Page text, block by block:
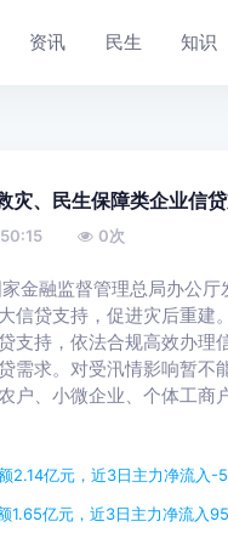
资讯 民生 知识
灾、民生保障类企业信
0次
融监督管理总局办公厅
信贷支持，促进灾后重
支持，依法合规高效办
需求。对受汛情影响暂
户、小微企业、个体工商
2.14亿元，近3日主力净流入-
1.65亿元，近3日主力净流入